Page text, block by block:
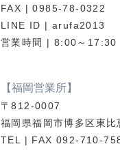
FAX | 0985-78-0322
LINE ID | arufa2013
営業時間 | 8:00～17:30
【福岡営業所】
〒812-0007
福岡県福岡市博多区東
TEL | FAX 092-710-